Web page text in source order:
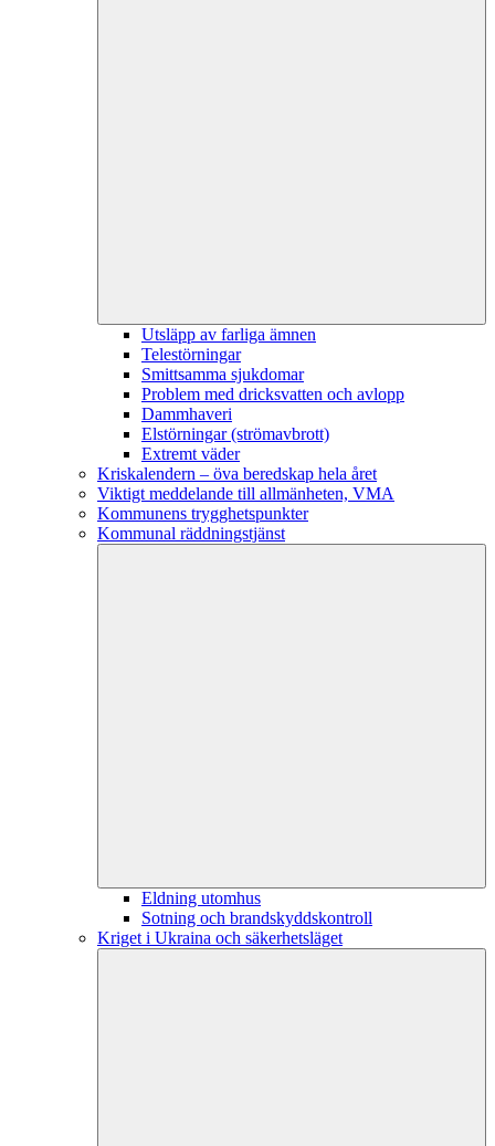
Utsläpp av farliga ämnen
Telestörningar
Smittsamma sjukdomar
Problem med dricksvatten och avlopp
Dammhaveri
Elstörningar (strömavbrott)
Extremt väder
Kriskalendern – öva beredskap hela året
Viktigt meddelande till allmänheten, VMA
Kommunens trygghetspunkter
Kommunal räddningstjänst
Eldning utomhus
Sotning och brandskyddskontroll
Kriget i Ukraina och säkerhetsläget